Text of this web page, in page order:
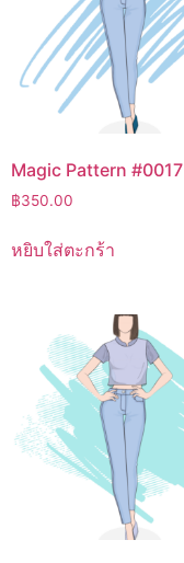
Magic Pattern #0017
฿350.00
หยิบใส่ตะกร้า